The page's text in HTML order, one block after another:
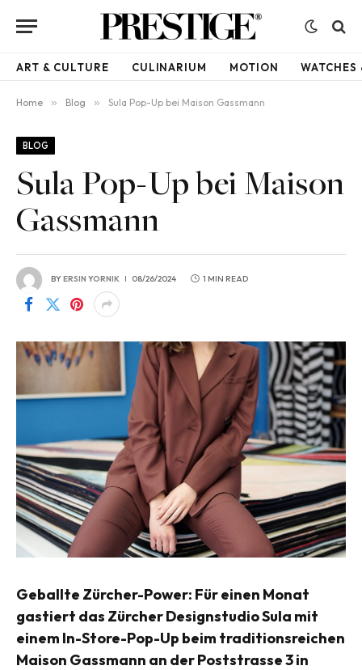
ART & CULTURE CULINARIUM MOTION WATCHES
Home » Blog » Sula Pop-Up bei Maison Gassmann
BLOG
Sula Pop-Up bei Maison
Gassmann
BYERSIN YORNIK 08/26/2024 1 MIN READ
Geballte Zürcher-Power: Für einen Monat
gastiert das Zürcher Designstudio Sula mit
einem In-Store-Pop-Up beim traditionsreichen
Maison Gassmann an der Poststrasse 3 in